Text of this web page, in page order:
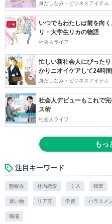
身だしなみ・ビジネスアイテム
いつでもわたしは前を向
リ・大学生リカの物語
社会人ライフ
忙しい新社会人にぴった
かりニオイケアして24時間
身だしなみ・ビジネスアイテム
社会人デビューもこれで
ス術
社会人ライフ
もっ
注目キーワード
懇親会 社内恋愛 ミス 残業
買い物 リア充 学習 ハラスメ
職場